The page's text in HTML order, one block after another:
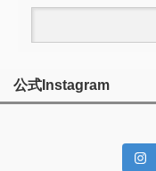
公式Instagram